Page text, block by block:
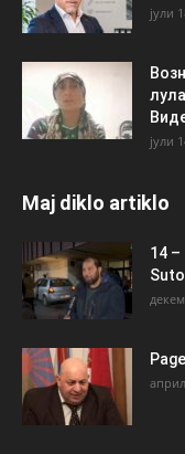
јули
јули
Maj diklo artiklo
14 –